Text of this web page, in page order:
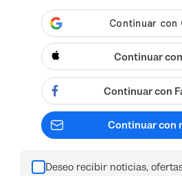
Continuar
Continuar con
Continuar con
Deseo recibir noticias,